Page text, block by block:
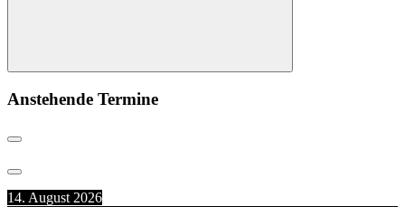
Suchen
Anstehende Termine
14. August 2026